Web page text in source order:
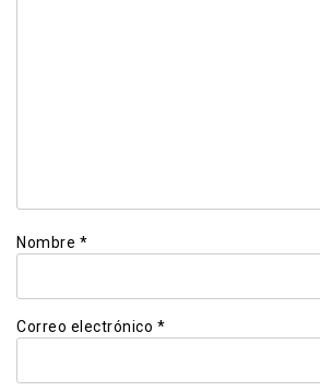
Nombre *
Correo electrónico *